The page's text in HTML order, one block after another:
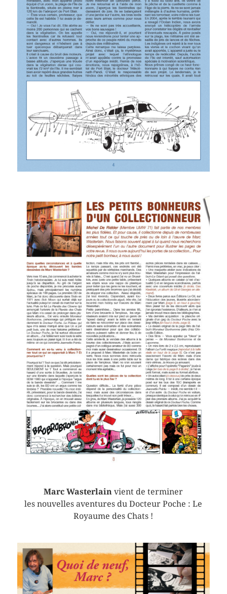
Marc Wasterlain vient de terminer
les nouvelles aventures du Docteur Poche : Le
Royaume des Chats !